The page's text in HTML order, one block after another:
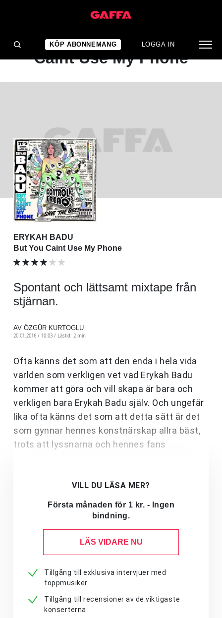
KÖP ABONNEMANG LOGGA IN
ALBUMRECENSION
Erykah Badu: But You
Caint Use My Phone
ERYKAH BADU
But You Caint Use My Phone
Spontant och lättsamt mixtape från
stjärnan.
AV ÖZGÜR KURTOGLU
20.01.2016 / 10:03 / Lästid: 2 min
Ofta känns det som att den enda i hela vida
världen som verkligen vet vad Erykah Badu
kommer att göra och vill skapa är bara och
verkligen bara Erykah Badu själv. Och ungefär
lika ofta känns det som att detta sätt är det
som gynnar hennes konstnärskap allra bäst,
trots att lyssnarna och hennes fans
VILL DU LÄSA MER?
Första månaden för 1 kr. - Ingen
bindning.
LÄS VIDARE NU
Tillgång till exklusiva intervjuer med
toppmusiker
Tillgång till recensioner av de viktigaste
konserterna